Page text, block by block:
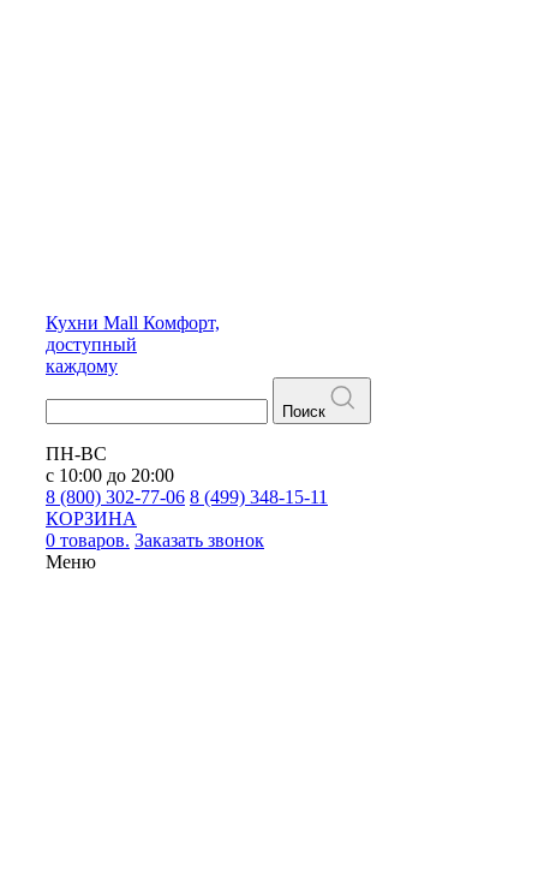
Кухни Mall Комфорт,
доступный
каждому
Поиск
ПН-ВС
с 10:00 до 20:00
8 (800) 302-77-06 8 (499) 348-15-11
КОРЗИНА
0 товаров. Заказать звонок
Меню